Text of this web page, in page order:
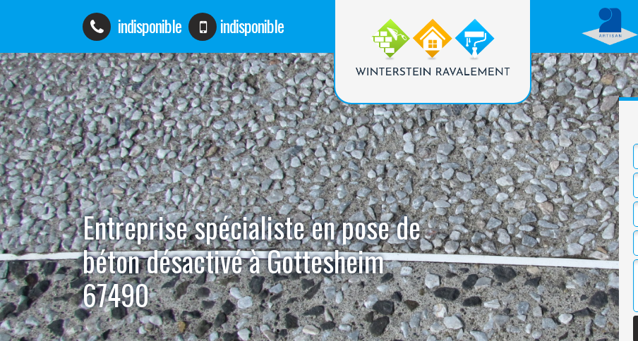
indisponible indisponible
Entreprise spécialiste en pose de
béton désactivé à Gottesheim
67490